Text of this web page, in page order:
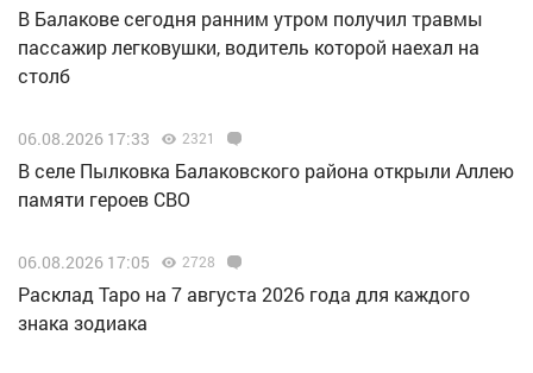
В Балакове сегодня ранним утром получил травмы
пассажир легковушки, водитель которой наехал на
столб
06.08.2026 17:33 2321
В селе Пылковка Балаковского района открыли Аллею
памяти героев СВО
06.08.2026 17:05 2728
Расклад Таро на 7 августа 2026 года для каждого
знака зодиака